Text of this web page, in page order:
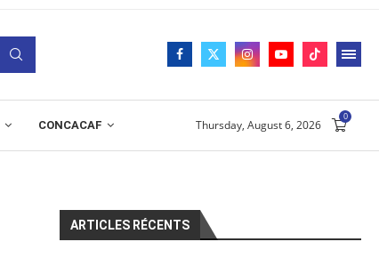
CONCACAF Thursday, August 6, 2026
0
ARTICLES RÉCENTS